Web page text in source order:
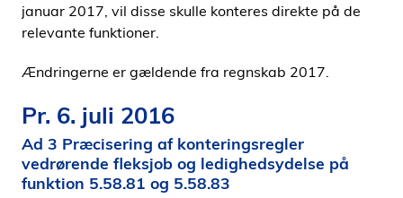
januar 2017, vil disse skulle konteres direkte på de
relevante funktioner.
Ændringerne er gældende fra regnskab 2017.
Pr. 6. juli 2016
Ad 3 Præcisering af konteringsregler
vedrørende fleksjob og ledighedsydelse på
funktion 5.58.81 og 5.58.83